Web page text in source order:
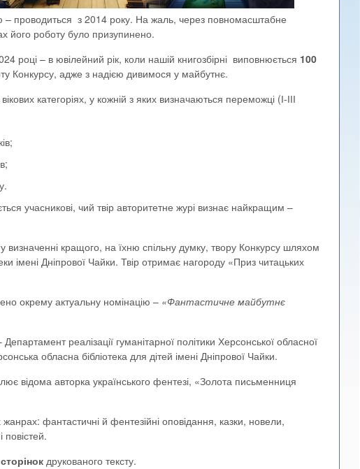
– проводиться з 2014 року. На жаль, через повномасштабне
його роботу було призупинено.
році – в ювілейний рік, коли нашій книгозбірні виповнюється 100
Конкурсу, адже з надією дивимося у майбутнє.
категоріях, у кожній з яких визначаються переможці (І-ІІІ
учасникові, чий твір авторитетне журі визнає найкращим –
у визначенні кращого, на їхню спільну думку, твору Конкурсу шляхом
імені Дніпрової Чайки. Твір отримає нагороду «Приз читацьких
окрему актуальну номінацію – «Фантастичне майбутнє
реалізації гуманітарної політики Херсонської обласної
обласна бібліотека для дітей імені Дніпрової Чайки.
відома авторка українського фентезі, «Золота письменниця
фантастичні й фентезійні оповідання, казки, новели,
повістей.
друкованого тексту.